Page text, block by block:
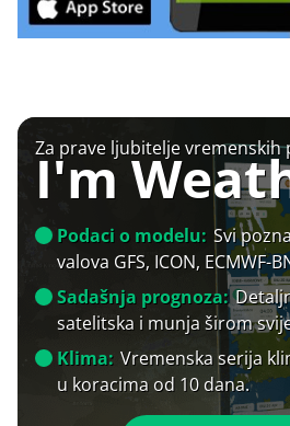
Za prave ljubitelje vremenskih
I'm
Podaci o modelu: Svi
valova GFS, ICON, ECMWF-
Sadašnja prognoza:
satelitska i munja širom
Klima: Vremenska serija
u koracima od 10 dana.